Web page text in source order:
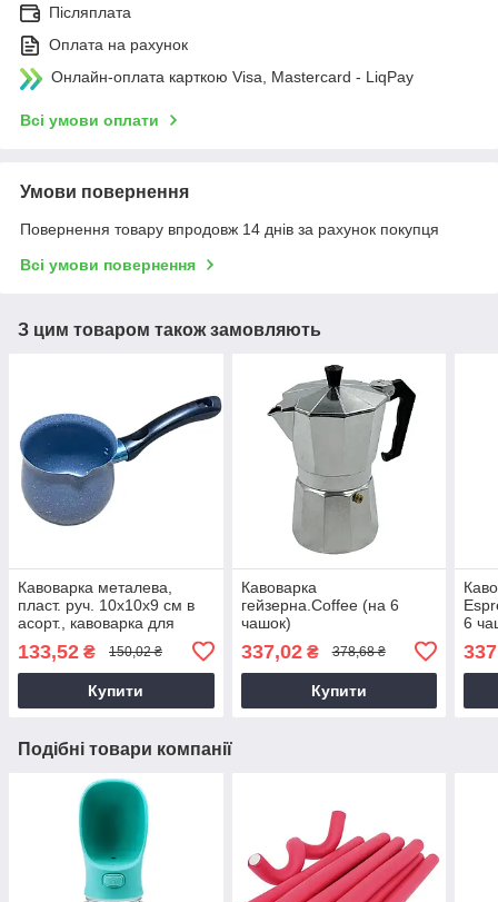
Післяплата
Оплата на рахунок
Онлайн-оплата карткою Visa, Mastercard - LiqPay
Всі умови оплати
Умови повернення
Повернення товару впродовж 14 днів за рахунок покупця
Всі умови повернення
З цим товаром також замовляють
Кавоварка металева,
пласт. руч. 10х10х9 см в
асорт., кавоварка для
133,52 ₴ 150,02 ₴
Купити
Кавоварка
гейзерна.Coffee (на 6
чашок)
Гейзерна кавоварка
алюмінієва
337,02₴ 378,68 ₴
Купити
6
типу
Подібні товари компанії